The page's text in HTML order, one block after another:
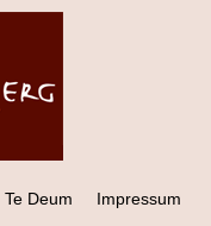
Te Deum Impressum